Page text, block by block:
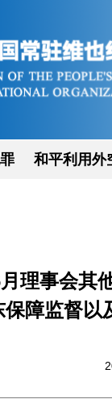
和平利用外
理事会其
保障监督以